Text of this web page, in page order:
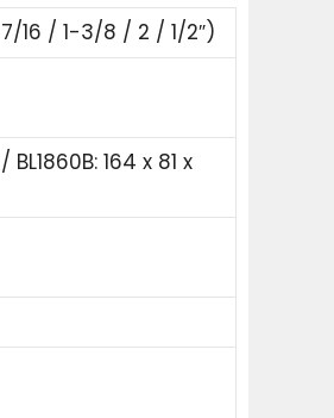
16 / 1-3/8 / 2 / 1/2″)
164 x 81 x